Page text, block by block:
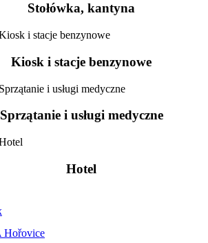
Stołówka, kantyna
Kiosk i stacje benzynowe
Sprzątanie i usługi medyczne
Hotel